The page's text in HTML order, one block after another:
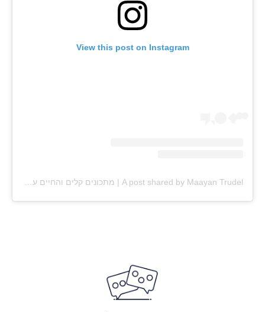
View this post on Instagram
A post shared by Maayan Trudel | מתכונים קלים והחיים עצמם (@maayan.shtrudel)